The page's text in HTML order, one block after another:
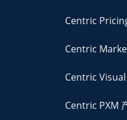
Centric
Centric
Centric
Centric PXM